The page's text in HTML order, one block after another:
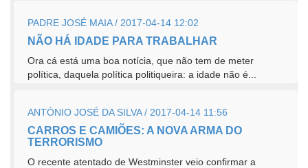
PADRE JOSÉ MAIA / 2017-04-14 12:02
NÃO HÁ IDADE PARA TRABALHAR
Ora cá está uma boa notícia, que não tem de meter
política, daquela política politiqueira: a idade não é...
ANTÓNIO JOSÉ DA SILVA / 2017-04-14 11:56
CARROS E CAMIÕES: A NOVA ARMA DO
TERRORISMO
O recente atentado de Westminster veio confirmar a